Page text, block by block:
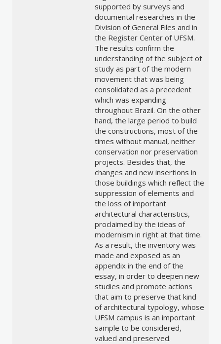
supported by surveys and
documental researches in the
Division of General Files and in
the Register Center of UFSM.
The results confirm the
understanding of the subject of
study as part of the modern
movement that was being
consolidated as a precedent
which was expanding
throughout Brazil. On the other
hand, the large period to build
the constructions, most of the
times without manual, neither
conservation nor preservation
projects. Besides that, the
changes and new insertions in
those buildings which reflect the
suppression of elements and
the loss of important
architectural characteristics,
proclaimed by the ideas of
modernism in right at that time.
As a result, the inventory was
made and exposed as an
appendix in the end of the
essay, in order to deepen new
studies and promote actions
that aim to preserve that kind
of architectural typology, whose
UFSM campus is an important
sample to be considered,
valued and preserved.